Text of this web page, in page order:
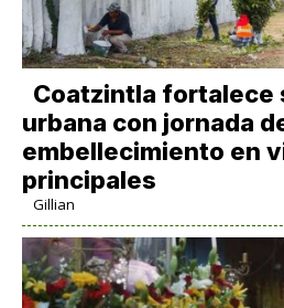
Coatzintla fortalece
urbana con jornada
embellecimiento en
principales
Gillian